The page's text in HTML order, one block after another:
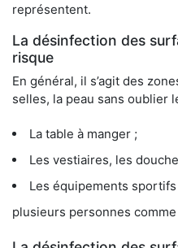
représentent.
La désinfection des
risque
En général, il s’agit des
selles, la peau sans oublier
La table à manger ;
Les vestiaires, les
Les équipements
plusieurs personnes